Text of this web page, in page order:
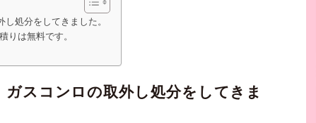
処分をしてきました。
りは無料です。
ガスコンロの取外し処分をしてきま